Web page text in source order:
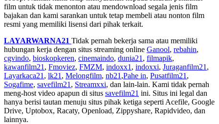
film untuk tidak menonton atau mendownload segala jenis film
bajakan dan kami sarankan untuk tetap membeli atau nonton film
resmi yang memiliki lisensi dari pihak terkait.
LAYARWARNA21 Tidak pernah bekerja sama atau memiliki
hubungan kerja dengan situs streaming online Ganool, rebahin,
cgvindo, bioskopkeren, cinemaindo, dunia21 , filmapik,
kawanfilm21 , Fmoviez, FMZM, indoxx1 , indoxxi, Juraganfilm21 ,
Layarkaca21 , lk21 , Melongfilm, nb21 ,Pahe in, Pusatfilm21 ,
Sogafime, savefilm21 , Streamxxi, dan lain-lain. Kami tidak pernah
meng-host video apapun di situs savefilm21 ini. Situs ini legal dan
hanya berisi tautan menuju situs pihak ketiga seperti Acefile, Google
Drive, Uptobox, Racaty, Openload, Zippyshare, Rapidvideo, dan
lainnya.